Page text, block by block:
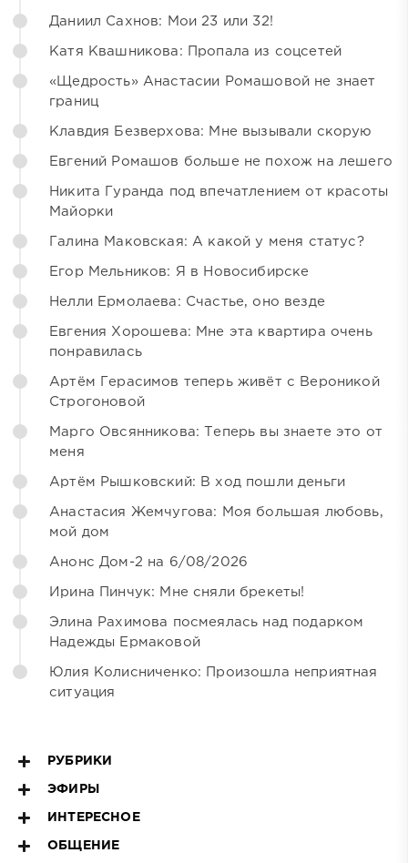
Даниил Сахнов: Мои 23 или 32!
Катя Квашникова: Пропала из соцсетей
«Щедрость» Анастасии Ромашовой не знает
границ
Клавдия Безверхова: Мне вызывали скорую
Евгений Ромашов больше не похож на лешего
Никита Гуранда под впечатлением от красоты
Майорки
Галина Маковская: А какой у меня статус?
Егор Мельников: Я в Новосибирске
Нелли Ермолаева: Счастье, оно везде
Евгения Хорошева: Мне эта квартира очень
понравилась
Артём Герасимов теперь живёт с Вероникой
Строгоновой
Марго Овсянникова: Теперь вы знаете это от
меня
Артём Рышковский: В ход пошли деньги
Анастасия Жемчугова: Моя большая любовь,
мой дом
Анонс Дом-2 на 6/08/2026
Ирина Пинчук: Мне сняли брекеты!
Элина Рахимова посмеялась над подарком
Надежды Ермаковой
Юлия Колисниченко: Произошла неприятная
ситуация
РУБРИКИ
ЭФИРЫ
ИНТЕРЕСНОЕ
ОБЩЕНИЕ